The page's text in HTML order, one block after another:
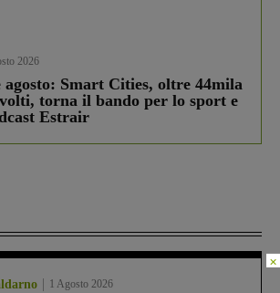
2026
Smart Cities, oltre 44mila
torna il bando per lo sport e
Estrair
1 Agosto 2026
×